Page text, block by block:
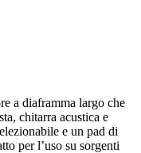
a diaframma largo che
chitarra acustica e
e un pad di
per l’uso su sorgenti